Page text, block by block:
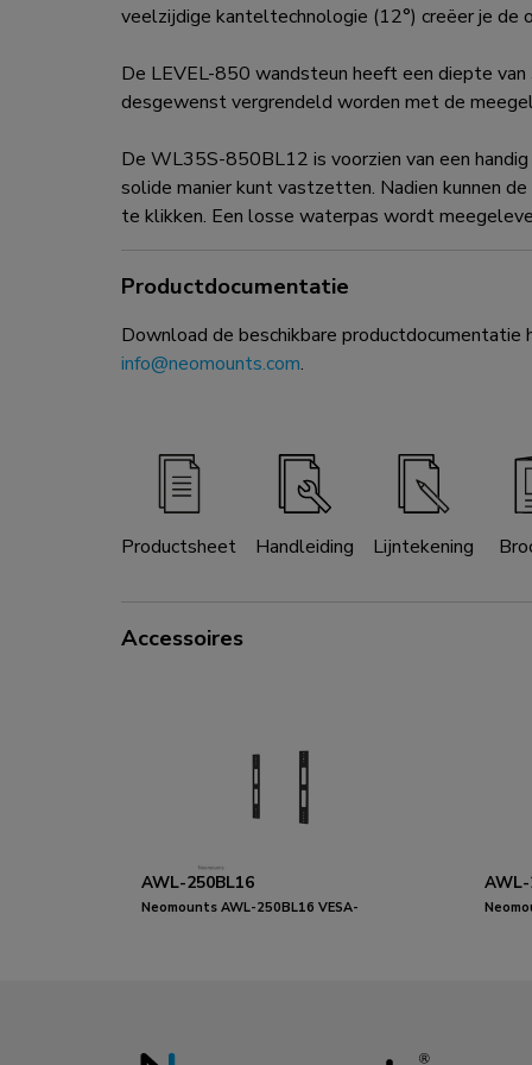
veelzijdige kanteltechnologie (12°) creëer je de
De LEVEL-850 wandsteun heeft een diepte
desgewenst vergrendeld worden met de
De WL35S-850BL12 is voorzien van een
solide manier kunt vastzetten. Nadien kunnen
te klikken. Een losse waterpas wordt
Productdocumentatie
Download de beschikbare productdocumentatie
info@neomounts.com.
Productsheet Handleiding Lijntekening
Accessoires
AWL-250BL16
Neomounts AWL-250BL16 VESA-